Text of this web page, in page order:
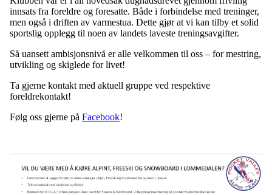
innsats fra foreldre og foresatte. Både i forbindelse med treninger,
men også i driften av varmestua. Dette gjør at vi kan tilby et solid
sportslig opplegg til noen av landets laveste treningsavgifter.
Så uansett ambisjonsnivå er alle velkommen til oss – for mestring,
utvikling og skiglede for livet!
Ta gjerne kontakt med aktuell gruppe ved respektive
foreldrekontakt!
Følg oss gjerne på Facebook!